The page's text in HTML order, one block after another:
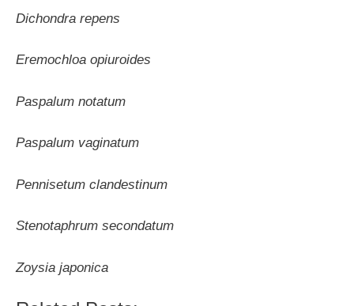
Dichondra repens
Eremochloa opiuroides
Paspalum notatum
Paspalum vaginatum
Pennisetum clandestinum
Stenotaphrum secondatum
Zoysia japonica